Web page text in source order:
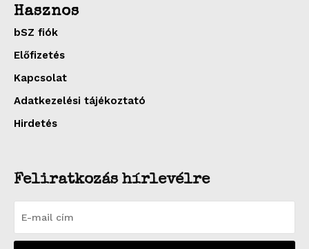
Hasznos
bSZ fiók
Előfizetés
Kapcsolat
Adatkezelési tájékoztató
Hirdetés
Feliratkozás hírlevélre